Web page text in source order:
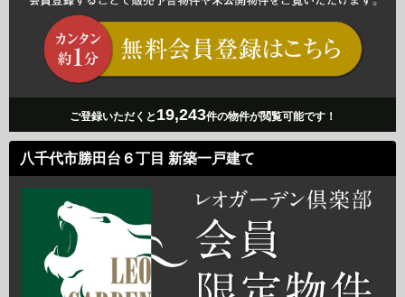
ご登録いただくと 19,243件の物件が閲覧可能です！
八千代市勝田台６丁目 新築一戸建て